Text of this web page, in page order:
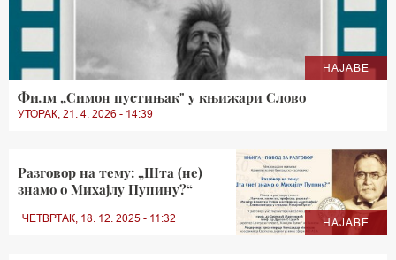
НАЈАВЕ
Филм „Симон пустињак" у књижари Слово
УТОРАК, 21. 4. 2026 - 14:39
НАЈАВЕ
Разговор на тему: „Шта (не)
знамо о Михајлу Пупину?“
ЧЕТВРТАК, 18. 12. 2025 - 11:32